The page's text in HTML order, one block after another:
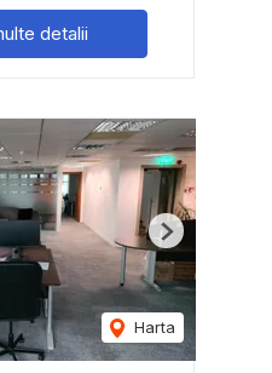
detalii
Harta
Next